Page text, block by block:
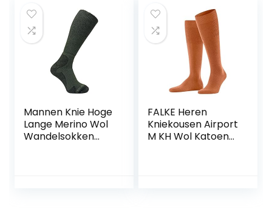
paar
Mannen Knie Hoge
Lange Merino Wol
Wandelsokken
FALKE Heren
Kniekousen Airport
M KH Wol Katoen